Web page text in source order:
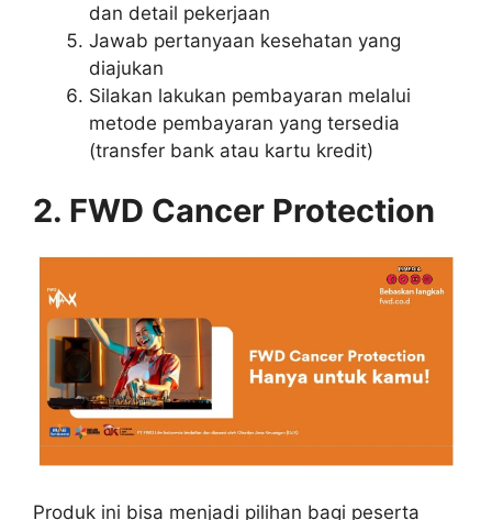
dan detail pekerjaan
Jawab pertanyaan kesehatan yang
diajukan
Silakan lakukan pembayaran melalui
metode pembayaran yang tersedia
(transfer bank atau kartu kredit)
2. FWD Cancer Protection
Produk ini bisa menjadi pilihan bagi peserta